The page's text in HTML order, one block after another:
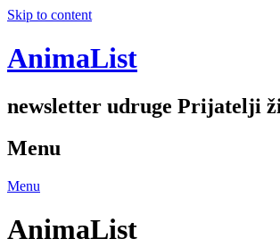
Skip to content
AnimaList
newsletter udruge Prijatelji
Menu
Menu
AnimaList